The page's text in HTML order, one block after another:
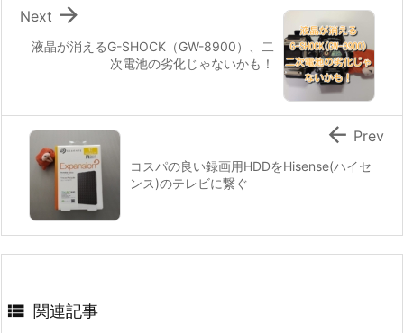
液晶が消えるG-SHOCK（GW-8900）、二
次電池の劣化じゃないかも！

Next
コスパの良い録画用HDDをHisense(ハイセ
ンス)のテレビに繋ぐ
 Prev
 関連記事